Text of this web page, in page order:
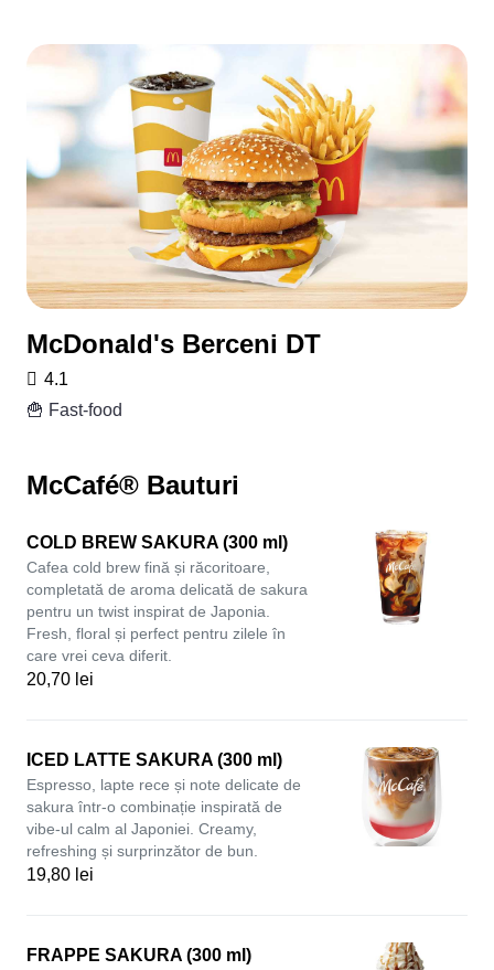
McDonald's Berceni DT
4.1
🍟 Fast-food
McCafé® Bauturi
COLD BREW SAKURA (300 ml)
Cafea cold brew fină și răcoritoare,
completată de aroma delicată de sakura
pentru un twist inspirat de Japonia.
Fresh, floral și perfect pentru zilele în
care vrei ceva diferit.
20,70 lei
ICED LATTE SAKURA (300 ml)
Espresso, lapte rece și note delicate de
sakura într-o combinație inspirată de
vibe-ul calm al Japoniei. Creamy,
refreshing și surprinzător de bun.
19,80 lei
FRAPPE SAKURA (300 ml)